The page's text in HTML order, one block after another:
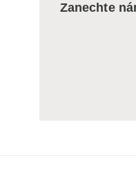
Zanechte